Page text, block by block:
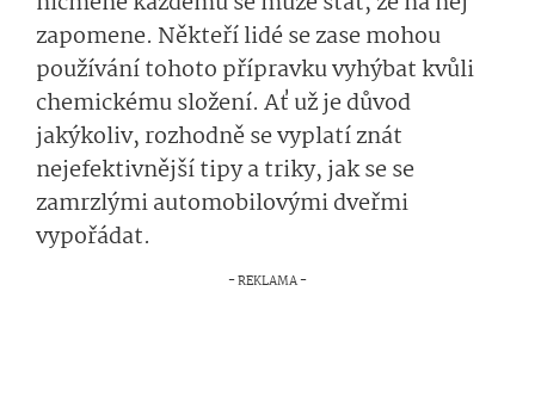
zapomene. Někteří lidé se zase mohou
používání tohoto přípravku vyhýbat kvůli
chemickému složení. Ať už je důvod
jakýkoliv, rozhodně se vyplatí znát
nejefektivnější tipy a triky, jak se se
zamrzlými automobilovými dveřmi
vypořádat.